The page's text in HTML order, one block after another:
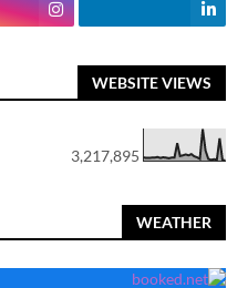
WEBSITE VIEWS
3,217,895
WEATHER